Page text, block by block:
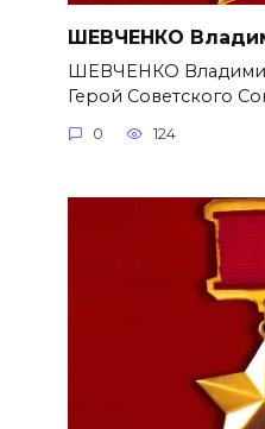
ШЕВЧЕНКО
ШЕВЧЕНКО
Герой Советского
0 124